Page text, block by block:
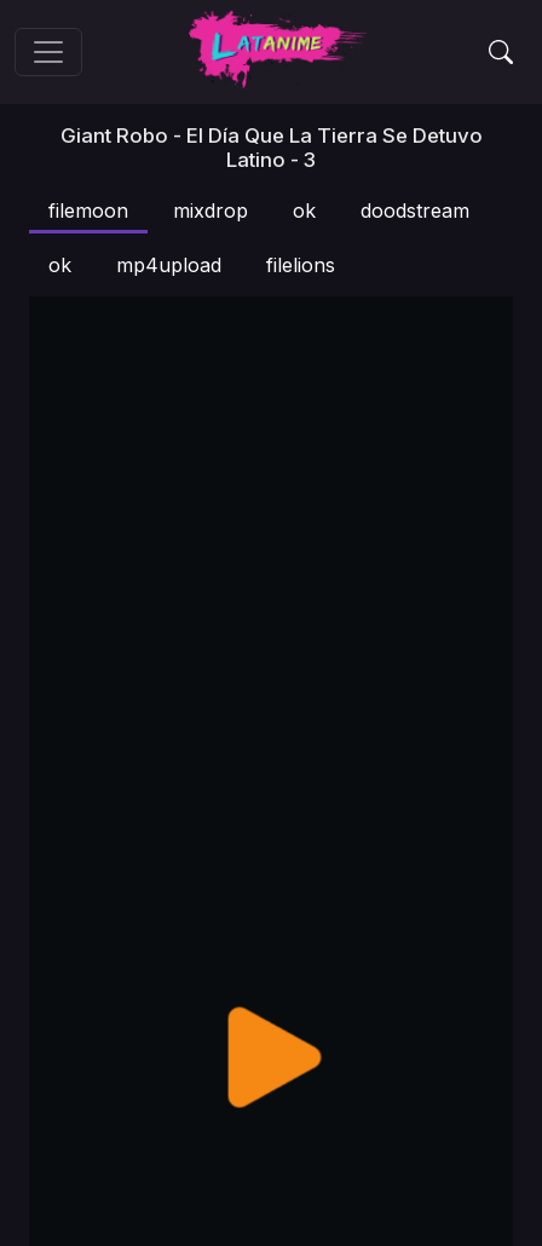
Giant Robo - El Día Que La Tierra Se Detuvo
Latino - 3
filemoon mixdrop ok doodstream
ok mp4upload filelions